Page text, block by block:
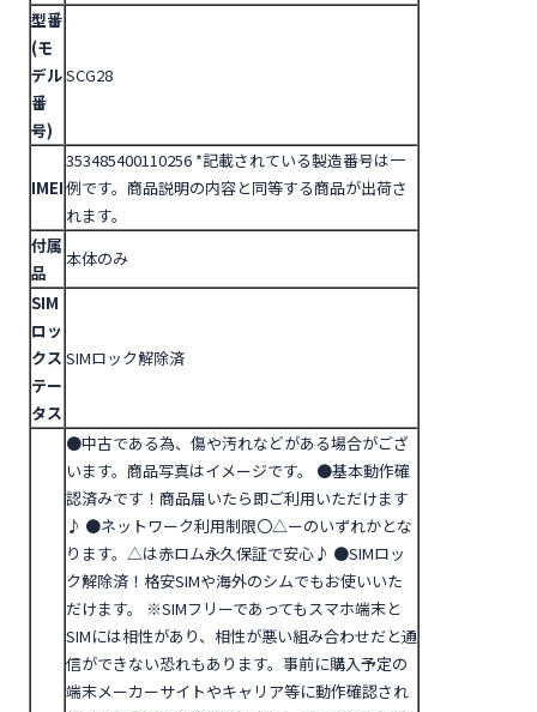
型番
(モ
デル
番
号)
SCG28
IMEI
353485400110256 *記載されている製造番号は一
例です。商品説明の内容と同等する商品が出荷さ
れます。
付属
品
本体のみ
SIM
ロッ
クス
テー
タス
SIMロック解除済
●中古である為、傷や汚れなどがある場合がござ
います。商品写真はイメージです。
●基本動作確
認済みです！商品届いたら即ご利用いただけます
♪ ●ネットワーク利用制限〇△ーのいずれかとな
ります。△は赤ロム永久保証で安心♪ ●SIMロッ
ク解除済！格安SIMや海外のシムでもお使いいた
だけます。
※SIMフリーであってもスマホ端末と
SIMには相性があり、相性が悪い組み合わせだと通
信ができない恐れもあります。事前に購入予定の
端末メーカーサイトやキャリア等に動作確認され